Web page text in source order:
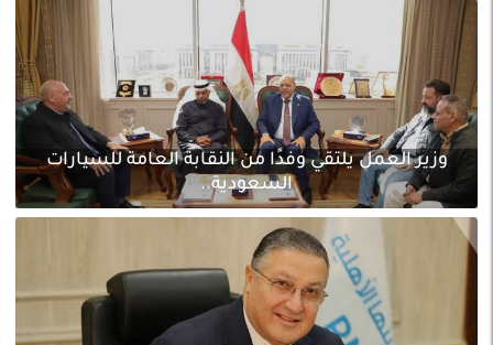
وزير العمل يلتقي وفدًا من النقابة العامة للسيارات
السعودية..